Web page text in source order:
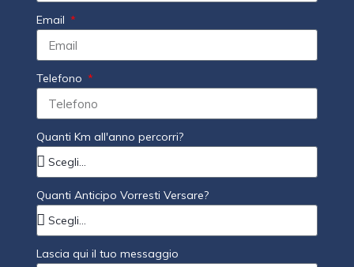
Email
Telefono
Quanti Km all'anno percorri?
Quanti Anticipo Vorresti Versare?
Lascia qui il tuo messaggio